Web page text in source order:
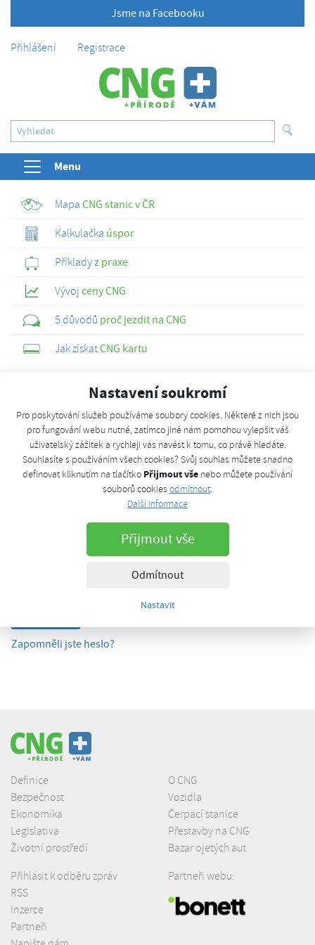
Nastavení soukromí
Pro poskytování služeb používáme soubory cookies. Některé z nich jsou
pro fungování webu nutné, zatímco jiné nám pomohou vylepšit váš
uživatelský zážitek a rychleji vás navést k tomu, co právě hledáte.
Souhlasíte s používáním všech cookies? Svůj souhlas můžete snadno
definovat kliknutím na tlačítko Přijmout vše nebo můžete používání
souborů cookies odmítnout.
Další informace
Přijmout vše
Odmítnout
Nastavit
Jsme na Facebooku
Přihlášení Registrace
Menu
Mapa CNG stanic v ČR
Kalkulačka úspor
Příkladyz praxe
Vývoj ceny CNG
5 důvodů proč jezdit na CNG
Jak získatCNG kartu
Možnosti
Uživatelský profil
E-mail
Zapomněli jste heslo?
Definice
Bezpečnost
Ekonomika
Legislativa
Životní prostředí
O CNG
Vozidla
Čerpací stanice
Přestavby na CNG
Bazar ojetých aut
Přihlásit k odběru zpráv
RSS
Inzerce
Partneři
Partneři webu: